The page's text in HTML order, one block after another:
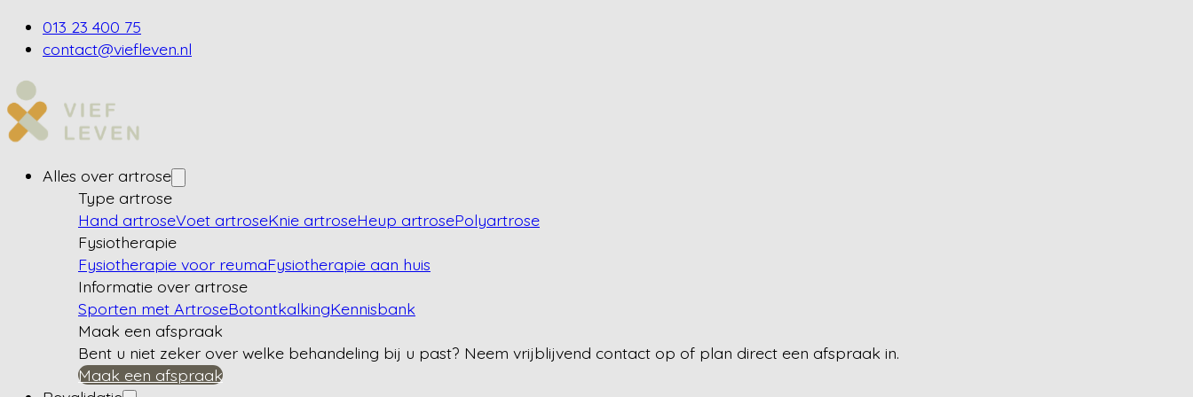
013 23 400 75
contact@viefleven.nl
Alles over artrose
Type artrose
Hand artroseVoet artroseKnie artroseHeup artrosePolyartrose
Fysiotherapie
Fysiotherapie voor reumaFysiotherapie aan huis
Informatie over artrose
Sporten met ArtroseBotontkalkingKennisbank
Maak een afspraak
Bent u niet zeker over welke behandeling bij u past? Neem vrijblijvend contact op of plan direct een afspraak in.
Maak een afspraak